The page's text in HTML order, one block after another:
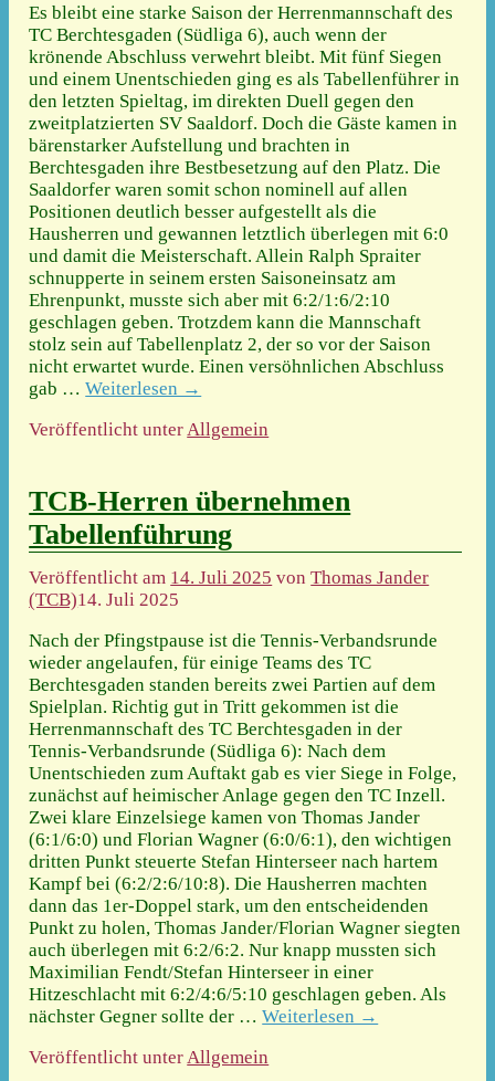
Es bleibt eine starke Saison der Herrenmannschaft des
TC Berchtesgaden (Südliga 6), auch wenn der
krönende Abschluss verwehrt bleibt. Mit fünf Siegen
und einem Unentschieden ging es als Tabellenführer in
den letzten Spieltag, im direkten Duell gegen den
zweitplatzierten SV Saaldorf. Doch die Gäste kamen in
bärenstarker Aufstellung und brachten in
Berchtesgaden ihre Bestbesetzung auf den Platz. Die
Saaldorfer waren somit schon nominell auf allen
Positionen deutlich besser aufgestellt als die
Hausherren und gewannen letztlich überlegen mit 6:0
und damit die Meisterschaft. Allein Ralph Spraiter
schnupperte in seinem ersten Saisoneinsatz am
Ehrenpunkt, musste sich aber mit 6:2/1:6/2:10
geschlagen geben. Trotzdem kann die Mannschaft
stolz sein auf Tabellenplatz 2, der so vor der Saison
nicht erwartet wurde. Einen versöhnlichen Abschluss
gab … Weiterlesen →
Veröffentlicht unterAllgemein
TCB-Herren übernehmen
Tabellenführung
Veröffentlicht am 14. Juli 2025 vonThomas Jander
(TCB)14. Juli 2025
Nach der Pfingstpause ist die Tennis-Verbandsrunde
wieder angelaufen, für einige Teams des TC
Berchtesgaden standen bereits zwei Partien auf dem
Spielplan. Richtig gut in Tritt gekommen ist die
Herrenmannschaft des TC Berchtesgaden in der
Tennis-Verbandsrunde (Südliga 6): Nach dem
Unentschieden zum Auftakt gab es vier Siege in Folge,
zunächst auf heimischer Anlage gegen den TC Inzell.
Zwei klare Einzelsiege kamen von Thomas Jander
(6:1/6:0) und Florian Wagner (6:0/6:1), den wichtigen
dritten Punkt steuerte Stefan Hinterseer nach hartem
Kampf bei (6:2/2:6/10:8). Die Hausherren machten
dann das 1er-Doppel stark, um den entscheidenden
Punkt zu holen, Thomas Jander/Florian Wagner siegten
auch überlegen mit 6:2/6:2. Nur knapp mussten sich
Maximilian Fendt/Stefan Hinterseer in einer
Hitzeschlacht mit 6:2/4:6/5:10 geschlagen geben. Als
nächster Gegner sollte der … Weiterlesen →
Veröffentlicht unter Allgemein